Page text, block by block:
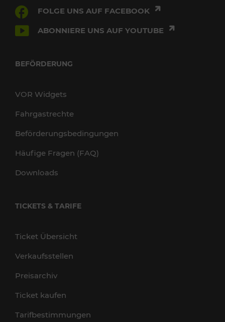
FOLGE UNS AUF FACEBOOK
ABONNIERE UNS AUF YOUTUBE
BEFÖRDERUNG
VOR Widgets
Fahrgastrechte
Beförderungsbedingungen
Häufige Fragen (FAQ)
Downloads
TICKETS & TARIFE
Ticket Übersicht
Verkaufsstellen
Preisarchiv
Ticket kaufen
Tarifbestimmungen